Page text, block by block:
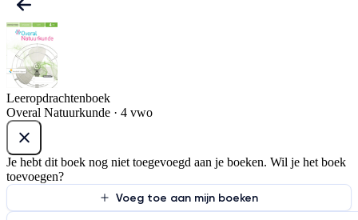
Leeropdrachtenboek
Overal Natuurkunde · 4 vwo
Je hebt dit boek nog niet toegevoegd aan je boeken. Wil je het boek
toevoegen?
Voeg toe aan mijn boeken